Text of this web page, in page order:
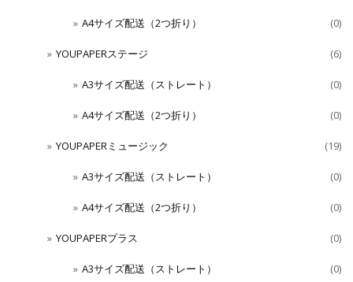
A4サイズ配送（2つ折り） (0)
YOUPAPERステージ (6)
A3サイズ配送（ストレート） (0)
A4サイズ配送（2つ折り） (0)
YOUPAPERミュージック (19)
A3サイズ配送（ストレート） (0)
A4サイズ配送（2つ折り） (0)
YOUPAPERプラス (0)
A3サイズ配送（ストレート） (0)